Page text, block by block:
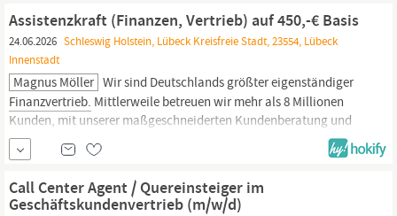
eine:nFinanzbuchhalter:in(m/w/d).
Assistenzkraft (Finanzen, Vertrieb) auf 450,-€ Basis
24.06.2026 Schleswig Holstein, Lübeck Kreisfreie Stadt, 23554, Lübeck
Innenstadt
Magnus Möller Wir sind Deutschlands größter eigenständiger
Finanzvertrieb. Mittlerweile betreuen wir mehr als 8 Millionen
Kunden, mit unserer maßgeschneiderten Kundenberatung und
beraten sie im Gegensatz zu den meisten Banken und
Versicherungenmit einer branchenübergreifenden
Produktauswahl. Die Deutsche Vermögensberatung erhielt als
erster und einzigerFinanzvertriebdie Bestnote „exzellent...
Call Center Agent / Quereinsteiger im
Geschäftskundenvertrieb (m/w/d)